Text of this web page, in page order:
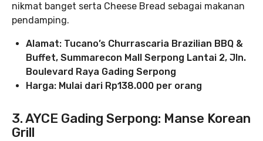
nikmat banget serta Cheese Bread sebagai makanan
pendamping.
Alamat: Tucano’s Churrascaria Brazilian BBQ &
Buffet, Summarecon Mall Serpong Lantai 2, Jln.
Boulevard Raya Gading Serpong
Harga: Mulai dari Rp138.000 per orang
3. AYCE Gading Serpong: Manse Korean
Grill